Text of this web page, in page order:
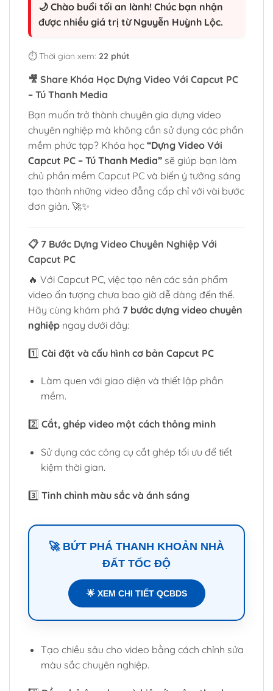
🌙 Chào buổi tối an lành! Chúc bạn nhận
được nhiều giá trị từ Nguyễn Huỳnh Lộc.
⏱️ Thời gian xem: 22 phút
🎥 Share Khóa Học Dựng Video Với Capcut PC
– Tú Thanh Media
Bạn muốn trở thành chuyên gia dựng video
chuyên nghiệp mà không cần sử dụng các phần
mềm phức tạp? Khóa học “Dựng Video Với
Capcut PC – Tú Thanh Media” sẽ giúp bạn làm
chủ phần mềm Capcut PC và biến ý tưởng sáng
tạo thành những video đẳng cấp chỉ với vài bước
đơn giản. 🚀✨
📋 7 Bước Dựng Video Chuyên Nghiệp Với
Capcut PC
🔥 Với Capcut PC, việc tạo nên các sản phẩm
video ấn tượng chưa bao giờ dễ dàng đến thế.
Hãy cùng khám phá 7 bước dựng video chuyên
nghiệp ngay dưới đây:
1️⃣ Cài đặt và cấu hình cơ bản Capcut PC
Làm quen với giao diện và thiết lập phần
mềm.
2️⃣ Cắt, ghép video một cách thông minh
Sử dụng các công cụ cắt ghép tối ưu để tiết
kiệm thời gian.
3️⃣ Tinh chỉnh màu sắc và ánh sáng
🚀 BỨT PHÁ THANH KHOẢN NHÀ
ĐẤT TỐC ĐỘ
🌟 XEM CHI TIẾT QCBDS
Tạo chiều sâu cho video bằng cách chỉnh sửa
màu sắc chuyên nghiệp.